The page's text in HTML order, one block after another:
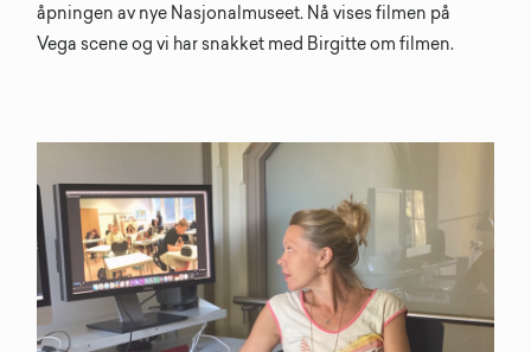
åpningen av nye Nasjonalmuseet. Nå vises filmen på
Vega scene og vi har snakket med Birgitte om filmen.